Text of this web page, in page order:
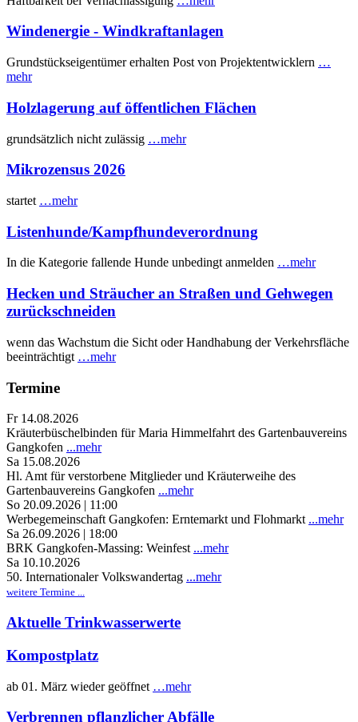
Windenergie - Windkraftanlagen
Grundstückseigentümer erhalten Post von Projektentwicklern …
mehr
Holzlagerung auf öffentlichen Flächen
grundsätzlich nicht zulässig …mehr
Mikrozensus 2026
startet …mehr
Listenhunde/Kampfhundeverordnung
In die Kategorie fallende Hunde unbedingt anmelden …mehr
Hecken und Sträucher an Straßen und Gehwegen
zurückschneiden
wenn das Wachstum die Sicht oder Handhabung der Verkehrsfläche
beeinträchtigt …mehr
Termine
Fr 14.08.2026
Kräuterbüschelbinden für Maria Himmelfahrt des Gartenbauvereins
Gangkofen ...mehr
Sa 15.08.2026
Hl. Amt für verstorbene Mitglieder und Kräuterweihe des
Gartenbauvereins Gangkofen ...mehr
So 20.09.2026 | 11:00
Werbegemeinschaft Gangkofen: Erntemarkt und Flohmarkt ...mehr
Sa 26.09.2026 | 18:00
BRK Gangkofen-Massing: Weinfest ...mehr
Sa 10.10.2026
50. Internationaler Volkswandertag ...mehr
weitere Termine ...
Aktuelle Trinkwasserwerte
Kompostplatz
ab 01. März wieder geöffnet …mehr
Verbrennen pflanzlicher Abfälle